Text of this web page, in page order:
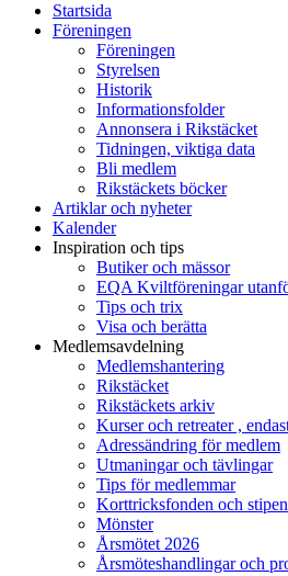
Startsida
Föreningen
Föreningen
Styrelsen
Historik
Informationsfolder
Annonsera i Rikstäcket
Tidningen, viktiga data
Bli medlem
Rikstäckets böcker
Artiklar och nyheter
Kalender
Inspiration och tips
Butiker och mässor
EQA Kviltföreningar
Tips och trix
Visa och berätta
Medlemsavdelning
Medlemshantering
Rikstäcket
Rikstäckets arkiv
Kurser och retreater ,
Adressändring för medlem
Utmaningar och tävlingar
Tips för medlemmar
Korttricksfonden och
Mönster
Årsmötet 2026
Årsmöteshandlingar och